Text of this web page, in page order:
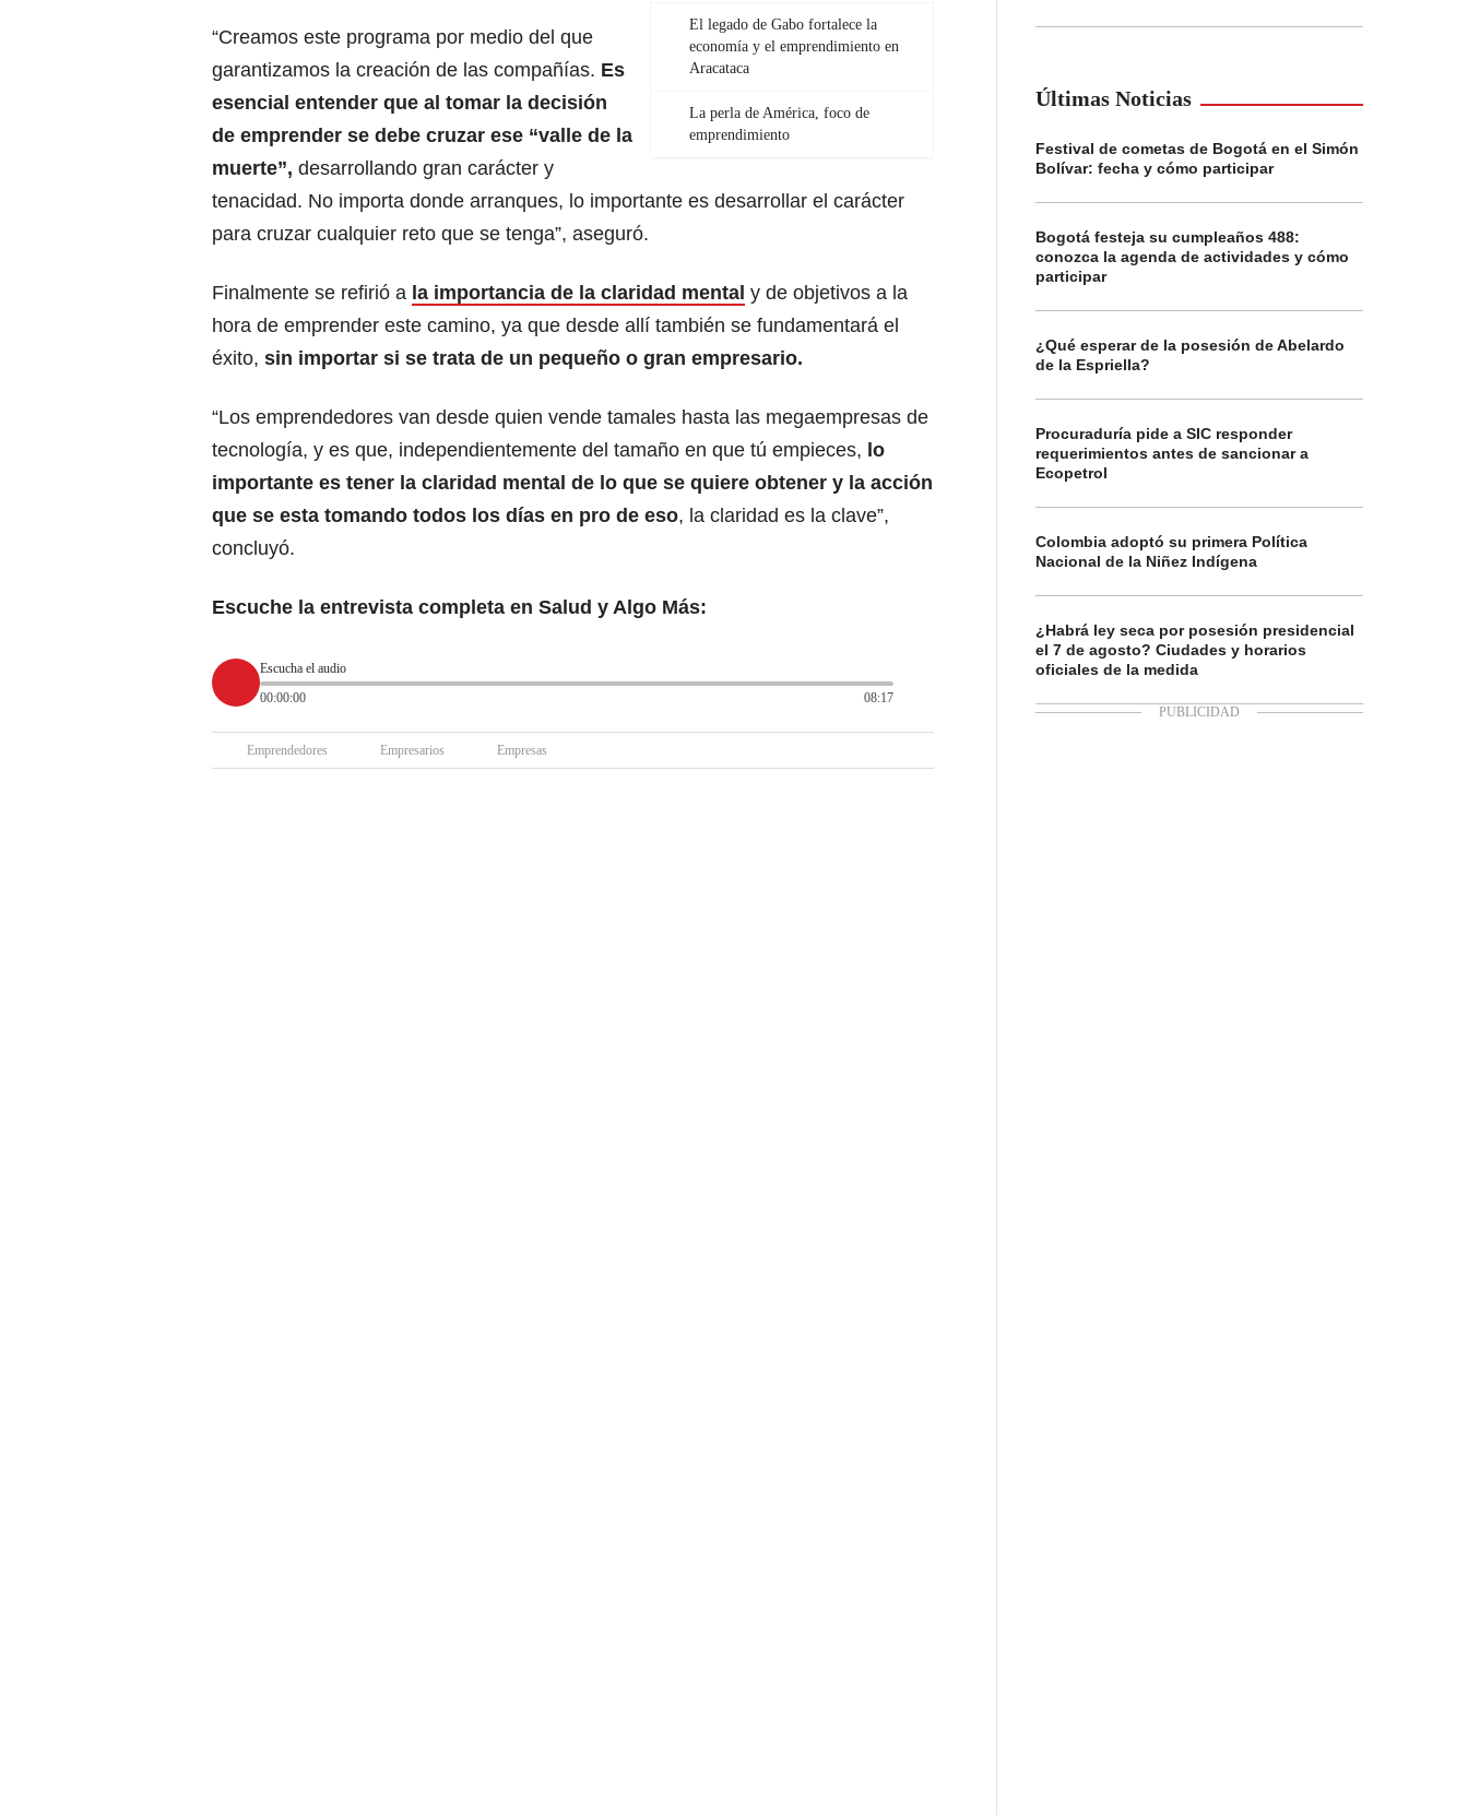
El legado de Gabo fortalece la
economía y el emprendimiento en
Aracataca
La perla de América, foco de
emprendimiento
“Creamos este programa por medio del que
garantizamos la creación de las compañías. Es
esencial entender que al tomar la decisión
de emprender se debe cruzar ese “valle de la
muerte”, desarrollando gran carácter y
tenacidad. No importa donde arranques, lo importante es desarrollar el carácter
para cruzar cualquier reto que se tenga”, aseguró.
Finalmente se refirió a la importancia de la claridad mental y de objetivos a la
hora de emprender este camino, ya que desde allí también se fundamentará el
éxito, sin importar si se trata de un pequeño o gran empresario.
“Los emprendedores van desde quien vende tamales hasta las megaempresas de
tecnología, y es que, independientemente del tamaño en que tú empieces, lo
importante es tener la claridad mental de lo que se quiere obtener y la acción
que se esta tomando todos los días en pro de eso, la claridad es la clave”,
concluyó.
Escuche la entrevista completa en Salud y Algo Más:
Escucha el audio
00:00:00
08:17
Emprendedores Empresarios Empresas
Últimas Noticias
Festival de cometas de Bogotá en el Simón
Bolívar: fecha y cómo participar
Bogotá festeja su cumpleaños 488:
conozca la agenda de actividades y cómo
participar
¿Qué esperar de la posesión de Abelardo
de la Espriella?
Procuraduría pide a SIC responder
requerimientos antes de sancionar a
Ecopetrol
Colombia adoptó su primera Política
Nacional de la Niñez Indígena
¿Habrá ley seca por posesión presidencial
el 7 de agosto? Ciudades y horarios
oficiales de la medida